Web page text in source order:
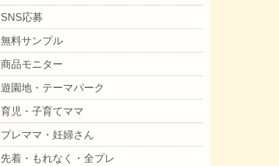
SNS応募
無料サンプル
商品モニター
遊園地・テーマパーク
育児・子育てママ
プレママ・妊婦さん
先着・もれなく・全プレ